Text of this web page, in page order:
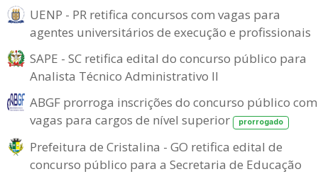
UENP - PR retifica concursos com vagas para
agentes universitários de execução e profissionais
SAPE - SC retifica edital do concurso público para
Analista Técnico Administrativo II
ABGF prorroga inscrições do concurso público com
vagas para cargos de nível superior
prorrogado
Prefeitura de Cristalina - GO retifica edital de
concurso público para a Secretaria de Educação